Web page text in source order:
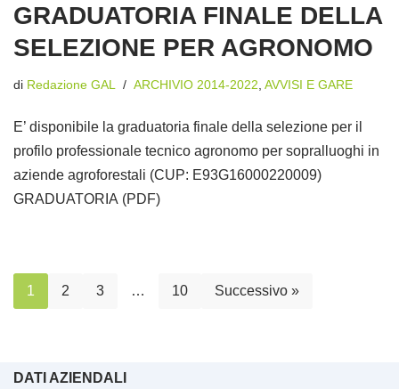
GRADUATORIA FINALE DELLA
SELEZIONE PER AGRONOMO
di Redazione GAL ARCHIVIO 2014-2022 AVVISI E GARE
E’ disponibile la graduatoria finale della selezione per il
profilo professionale tecnico agronomo per sopralluoghi in
aziende agroforestali (CUP: E93G16000220009)
GRADUATORIA (PDF)
1 2 3 … 10 Successivo »
DATI AZIENDALI